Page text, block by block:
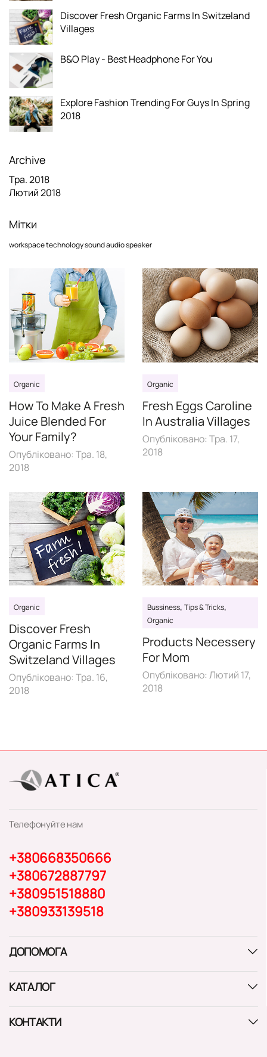
Organic
How To Make A Fresh
Juice Blended For
Your Family?
Опубліковано: Тра. 18,
2018
Organic
Fresh Eggs Caroline
In Australia Villages
Опубліковано: Тра. 17,
2018
Organic
Discover Fresh
Organic Farms In
Switzeland Villages
Опубліковано: Тра. 16,
2018
Bussiness, Tips & Tricks,
Organic
Products Necessery
For Mom
Опубліковано: Лютий 17,
2018
Discover Fresh Organic Farms In Switzeland
Villages
B&O Play - Best Headphone For You
Explore Fashion Trending For Guys In Spring
2018
Archive
Тра. 2018
Лютий 2018
Мітки
workspacetechnologysoundaudiospeaker
Телефонуйте нам
+380668350666
+380672887797
+380951518880
+380933139518
ДОПОМОГА
КАТАЛОГ
КОНТАКТИ